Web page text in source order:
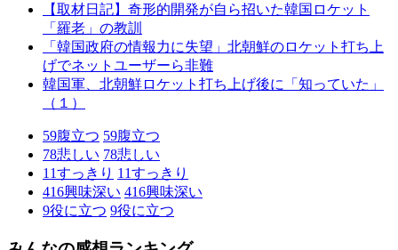
【取材日記】奇形的開発が自ら招いた韓国ロケット
「羅老」の教訓
「韓国政府の情報力に失望」北朝鮮のロケット打ち上
げでネットユーザーら非難
韓国軍、北朝鮮ロケット打ち上げ後に「知っていた」
（１）
59腹立つ 59腹立つ
78悲しい 78悲しい
11すっきり 11すっきり
416興味深い 416興味深い
9役に立つ 9役に立つ